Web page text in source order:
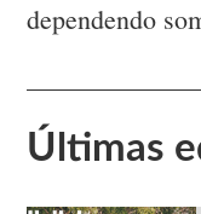
dependendo
Últimas